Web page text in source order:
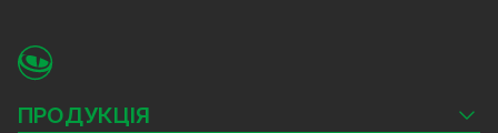
ПРОДУКЦІЯ